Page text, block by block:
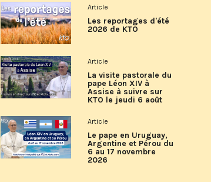
Article
Les reportages d'été
2026 de KTO
Article
La visite pastorale du
pape Léon XIV à
Assise à suivre sur
KTO le jeudi 6 août
Article
Le pape en Uruguay,
Argentine et Pérou du
6 au 17 novembre
2026